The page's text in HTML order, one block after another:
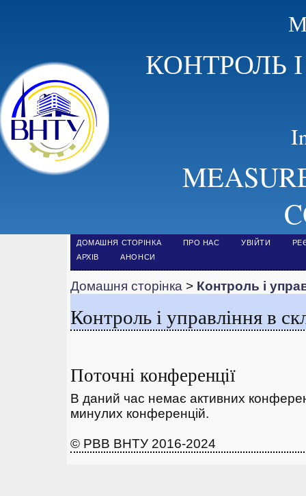
КОНТРОЛЬ
ДОМАШНЯ СТОРІНКА ПРО НАС УВІЙТИ
АРХІВ
АНОНСИ
Домашня сторінка > Контроль і
Контроль і управління в
Поточні конференції
В даний час немає активних
минулих конференцій.
© РВВ ВНТУ 2016-2024